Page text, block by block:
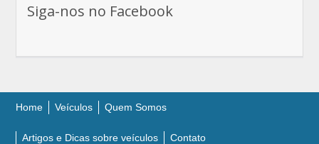
Siga-nos no Facebook
Home Veículos Quem Somos
Artigos e Dicas sobre veículos Contato